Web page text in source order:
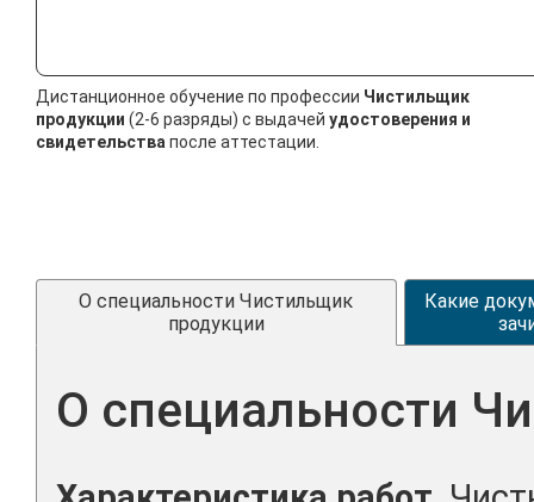
Дистанционное обучение по профессии Чистильщик
продукции (2-6 разряды) с выдачей удостоверения и
свидетельствапосле аттестации.
О специальности Чистильщик
продукции
Какие
О специальности